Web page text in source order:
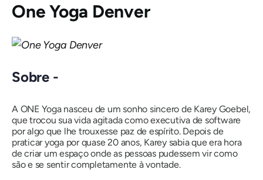
One Yoga Denver
Sobre -
A ONE Yoga nasceu de um sonho sincero de Karey Goebel,
que trocou sua vida agitada como executiva de software
por algo que lhe trouxesse paz de espírito. Depois de
praticar yoga por quase 20 anos, Karey sabia que era hora
de criar um espaço onde as pessoas pudessem vir como
são e se sentir completamente à vontade.